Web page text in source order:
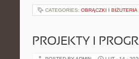
CATEGORIES: OBRĄCZKI I BIŻUTERIA
PROJEKTY I